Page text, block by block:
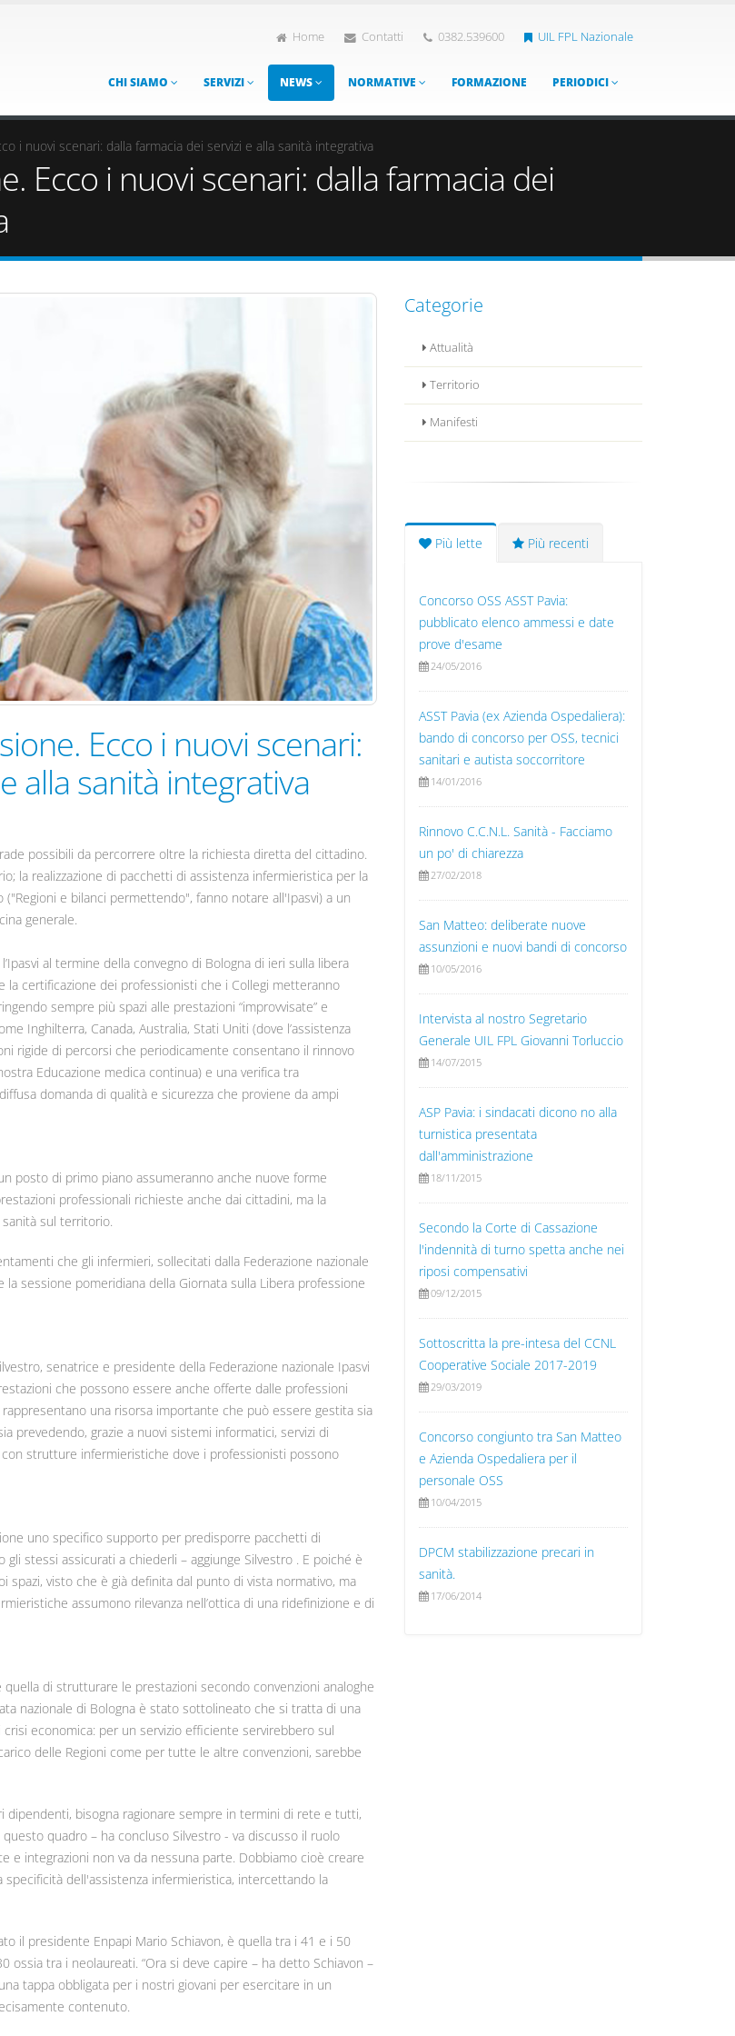
Home Contatti 0382.539600 UIL FPL Nazionale
CHI SIAMO SERVIZI NEWS NORMATIVE FORMAZIONE PERIODICI
i nuovi scenari: dalla farmacia dei servizi e alla sanità integrativa
Ecco i nuovi scenari: dalla farmacia dei
Ecco i nuovi scenari:
alla sanità integrativa
possibili da percorrere oltre la richiesta diretta del cittadino.
la realizzazione di pacchetti di assistenza infermieristica per la
e bilanci permettendo", fanno notare all'Ipasvi) a un
generale.
al termine della convegno di Bologna di ieri sulla libera
la certificazione dei professionisti che i Collegi metteranno
sempre più spazi alle prestazioni “improvvisate” e
Inghilterra, Canada, Australia, Stati Uniti (dove l’assistenza
rigide di percorsi che periodicamente consentano il rinnovo
Educazione medica continua) e una verifica tra
domanda di qualità e sicurezza che proviene da ampi
posto di primo piano assumeranno anche nuove forme
professionali richieste anche dai cittadini, ma la
sul territorio.
che gli infermieri, sollecitati dalla Federazione nazionale
sessione pomeridiana della Giornata sulla Libera professione
senatrice e presidente della Federazione nazionale Ipasvi
che possono essere anche offerte dalle professioni
una risorsa importante che può essere gestita sia
prevedendo, grazie a nuovi sistemi informatici, servizi di
strutture infermieristiche dove i professionisti possono
uno specifico supporto per predisporre pacchetti di
stessi assicurati a chiederli – aggiunge Silvestro . E poiché è
visto che è già definita dal punto di vista normativo, ma
assumono rilevanza nell’ottica di una ridefinizione e di
di strutturare le prestazioni secondo convenzioni analoghe
nazionale di Bologna è stato sottolineato che si tratta di una
economica: per un servizio efficiente servirebbero sul
delle Regioni come per tutte le altre convenzioni, sarebbe
bisogna ragionare sempre in termini di rete e tutti,
quadro – ha concluso Silvestro - va discusso il ruolo
e integrazioni non va da nessuna parte. Dobbiamo cioè creare
dell'assistenza infermieristica, intercettando la
il presidente Enpapi Mario Schiavon, è quella tra i 41 e i 50
tra i neolaureati. “Ora si deve capire – ha detto Schiavon –
tappa obbligata per i nostri giovani per esercitare in un
contenuto.
Categorie
Attualità
Territorio
Manifesti
Più lette Più recenti
Concorso OSS ASST Pavia:
pubblicato elenco ammessi e date
prove d'esame
24/05/2016
ASST Pavia (ex Azienda Ospedaliera):
bando di concorso per OSS, tecnici
sanitari e autista soccorritore
14/01/2016
Rinnovo C.C.N.L. Sanità - Facciamo
un po' di chiarezza
27/02/2018
San Matteo: deliberate nuove
assunzioni e nuovi bandi di concorso
10/05/2016
Intervista al nostro Segretario
Generale UIL FPL Giovanni Torluccio
14/07/2015
ASP Pavia: i sindacati dicono no alla
turnistica presentata
dall'amministrazione
18/11/2015
Secondo la Corte di Cassazione
l'indennità di turno spetta anche nei
riposi compensativi
09/12/2015
Sottoscritta la pre-intesa del CCNL
Cooperative Sociale 2017-2019
29/03/2019
Concorso congiunto tra San Matteo
e Azienda Ospedaliera per il
personale OSS
10/04/2015
DPCM stabilizzazione precari in
sanità.
17/06/2014